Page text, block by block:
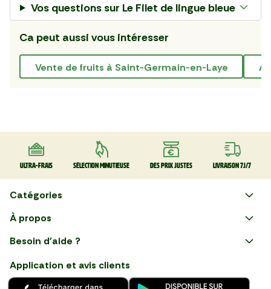
Vos questions sur Le Filet de lingue bleue
Ca peut aussi vous intéresser
Vente de fruits à Saint-Germain-en-Laye
Ultra-frais Sélection minutieuse Des prix justes Livraison 7J/7
Catégories
Faire ses courses en ligne
Nouveautés
À propos
et savoir-faire français en
choisissant notre service de
Besoin d'aide ?
Application et avis clients